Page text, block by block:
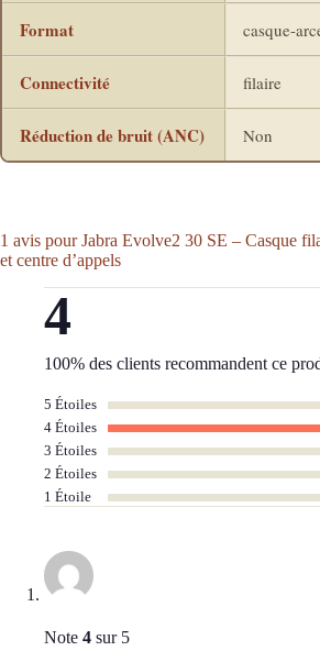
Format casque-
Connectivité filaire
Réduction de bruit (ANC) Non
1 avis pourJabra Evolve2 30 SE – Casque
et centre d’appels
4
100% des clients recommandent ce
5 Étoiles
4 Étoiles
3 Étoiles
2 Étoiles
1 Étoile
Note 4 sur 5